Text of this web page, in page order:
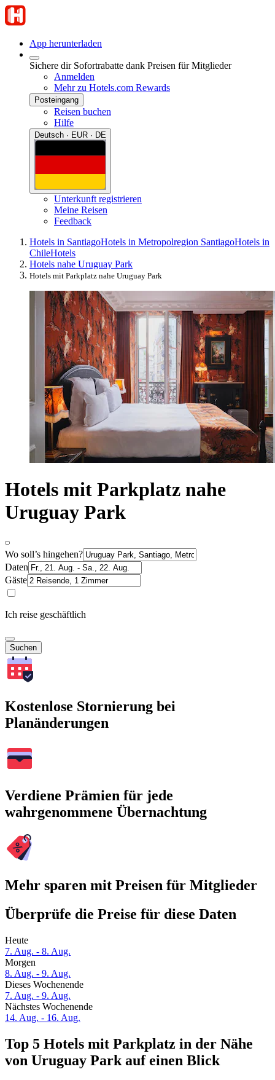
App herunterladen
Sichere dir Sofortrabatte dank Preisen für Mitglieder
Anmelden
Mehr zu Hotels.com Rewards
Posteingang
Reisen buchen
Hilfe
Deutsch · EUR · DE
Unterkunft registrieren
Meine Reisen
Feedback
Hotels in SantiagoHotels in Metropolregion SantiagoHotels in
ChileHotels
Hotels nahe Uruguay Park
Hotels mit Parkplatz nahe Uruguay Park
Hotels mit Parkplatz nahe
Uruguay Park
Wo soll’s hingehen?
Daten
Gäste
Ich reise geschäftlich
Suchen
Kostenlose Stornierung bei
Planänderungen
Verdiene Prämien für jede
wahrgenommene Übernachtung
Mehr sparen mit Preisen für Mitglieder
Überprüfe die Preise für diese Daten
Heute
7. Aug. - 8. Aug.
Morgen
8. Aug. - 9. Aug.
Dieses Wochenende
7. Aug. - 9. Aug.
Nächstes Wochenende
14. Aug. - 16. Aug.
Top 5 Hotels mit Parkplatz in der Nähe
von Uruguay Park auf einen Blick